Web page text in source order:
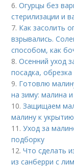
6.Огурцы без
стерилизации и
7. Как засолить
взрывались.
способом, как
8.Осенний уход
посадка,
9. Готовлю
на зиму: малина
10.Защищаем
малину к
11.Уход за
подборку
12.Что сделать
из санберри с